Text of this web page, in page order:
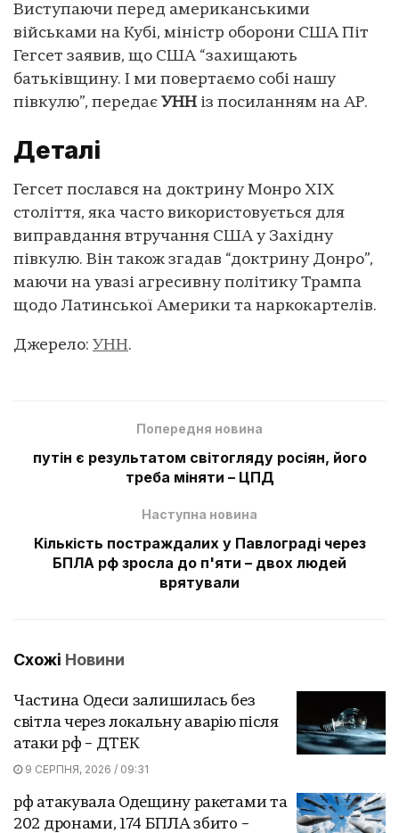
Виступаючи перед американськими
військами на Кубі, міністр оборони США Піт
Гегсет заявив, що США “захищають
батьківщину. І ми повертаємо собі нашу
півкулю”, передає УНН із посиланням на AP.
Деталі
Гегсет послався на доктрину Монро XIX
століття, яка часто використовується для
виправдання втручання США у Західну
півкулю. Він також згадав “доктрину Донро”,
маючи на увазі агресивну політику Трампа
щодо Латинської Америки та наркокартелів.
Джерело: УНН.
Попередня новина
путін є результатом світогляду росіян, його
треба міняти – ЦПД
Наступна новина
Кількість постраждалих у Павлограді через
БПЛА рф зросла до п'яти – двох людей
врятували
Схожі Новини
Частина Одеси залишилась без
світла через локальну аварію після
атаки рф – ДТЕК
9 СЕРПНЯ, 2026 / 09:31
рф атакувала Одещину ракетами та
202 дронами, 174 БПЛА збито –